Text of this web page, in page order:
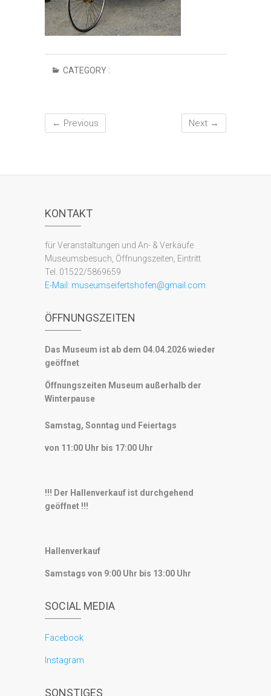
CATEGORY :
← Previous Next →
KONTAKT
für Veranstaltungen und An- & Verkäufe
Museumsbesuch, Öffnungszeiten, Eintritt
Tel. 01522/5869659
E-Mail: museumseifertshofen@gmail.com
ÖFFNUNGSZEITEN
Das Museum ist ab dem 04.04.2026 wieder
geöffnet
Öffnungszeiten Museum außerhalb der
Winterpause
Samstag, Sonntag und Feiertags
von 11:00 Uhr bis 17:00 Uhr
!!! Der Hallenverkauf ist durchgehend
geöffnet !!!
Hallenverkauf
Samstags von 9:00 Uhr bis 13:00 Uhr
SOCIAL MEDIA
Facebook
Instagram
SONSTIGES